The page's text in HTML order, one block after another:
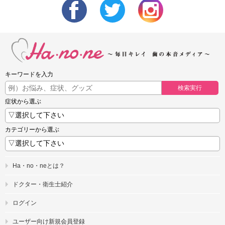
キーワードを入力
検索実行
症状から選ぶ
カテゴリーから選ぶ
Ha・no・neとは？
ドクター・衛生士紹介
ログイン
ユーザー向け新規会員登録